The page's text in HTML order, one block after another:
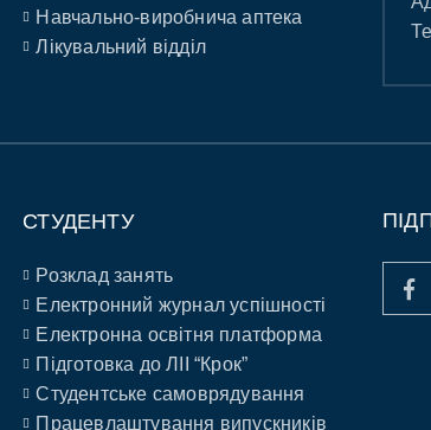
Навчально-виробнича аптека
Лікувальний відділ
СТУДЕНТУ
Розклад занять
Електронний журнал успішності
Електронна освітня платформа
Підготовка до ЛІІ “Крок”
Студентське самоврядування
Працевлаштування випускників